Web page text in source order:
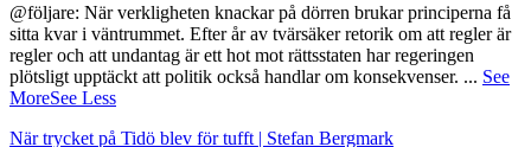
@följare: När verkligheten knackar på dörren brukar principerna få
sitta kvar i väntrummet. Efter år av tvärsäker retorik om att regler är
regler och att undantag är ett hot mot rättsstaten har regeringen
plötsligt upptäckt att politik också handlar om konsekvenser. ... See
MoreSee Less
När trycket på Tidö blev för tufft | Stefan Bergmark